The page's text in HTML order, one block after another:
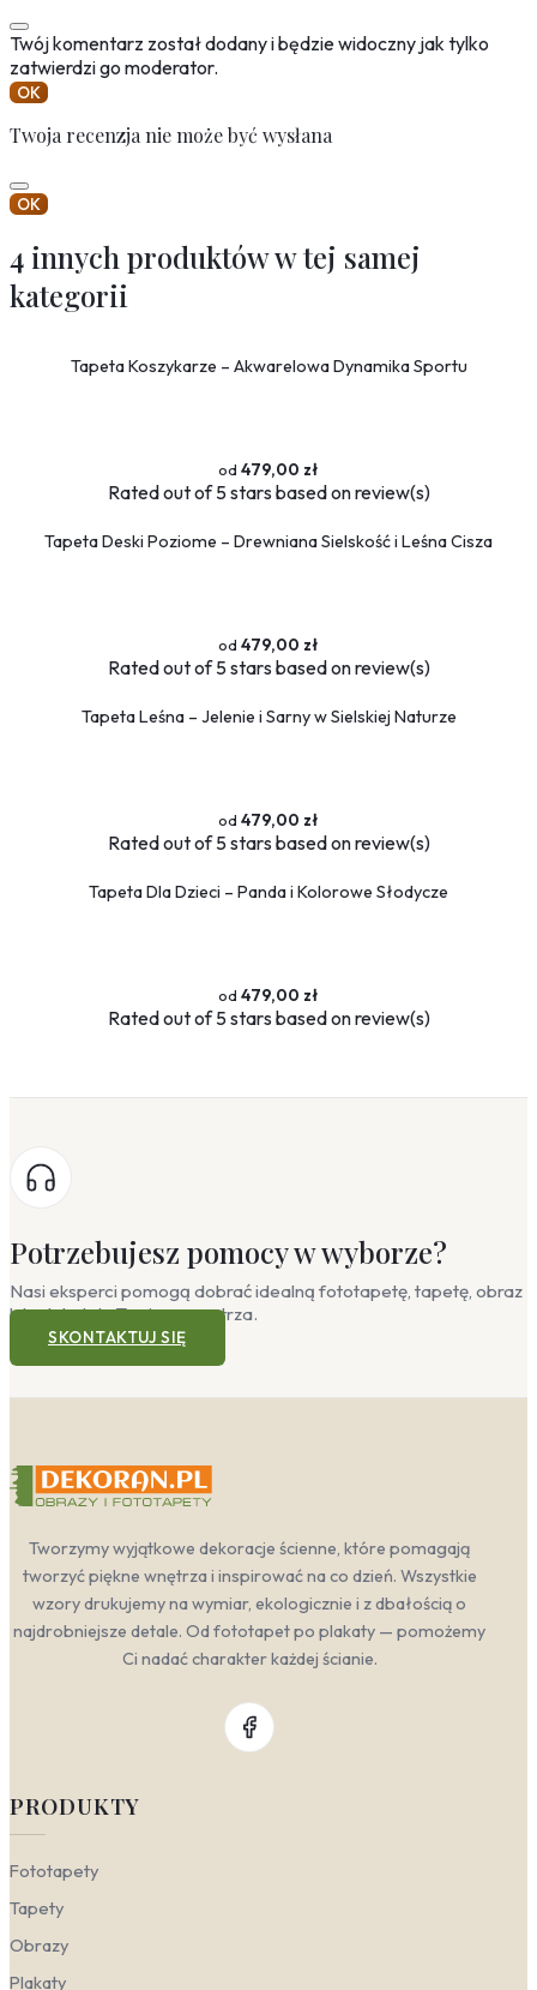
Twój komentarz został dodany i będzie widoczny jak tylko
zatwierdzi go moderator.
OK
Twoja recenzja nie może być wysłana
OK
4 innych produktów w tej samej
kategorii
Tapeta Koszykarze – Akwarelowa Dynamika Sportu
479,00 zł
Ratedout of 5 stars based onreview(s)
Tapeta Deski Poziome – Drewniana Sielskość i Leśna Cisza
479,00 zł
Ratedout of 5 stars based onreview(s)
Tapeta Leśna – Jelenie i Sarny w Sielskiej Naturze
479,00 zł
Ratedout of 5 stars based onreview(s)
Tapeta Dla Dzieci – Panda i Kolorowe Słodycze
479,00 zł
Ratedout of 5 stars based onreview(s)
Potrzebujesz pomocy w wyborze?
Nasi eksperci pomogą dobrać idealną fototapetę, tapetę, obraz
lub plakat do Twojego wnętrza.
SKONTAKTUJ SIĘ
Tworzymy wyjątkowe dekoracje ścienne, które pomagają
tworzyć piękne wnętrza i inspirować na co dzień. Wszystkie
wzory drukujemy na wymiar, ekologicznie i z dbałością o
najdrobniejsze detale. Od fototapet po plakaty — pomożemy
Ci nadać charakter każdej ścianie.
PRODUKTY
Fototapety
Tapety
Obrazy
Plakaty